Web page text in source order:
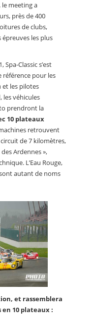
meeting a
près de 400
de clubs,
épreuves les plus
Classic s’est
référence pour les
les pilotes
les véhicules
prendront la
10 plateaux
retrouvent
de 7 kilomètres,
Ardennes »,
L’Eau Rouge,
autant de noms
et rassemblera
en 10 plateaux :